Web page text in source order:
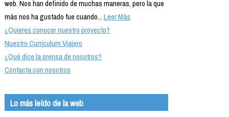
web. Nos han definido de muchas maneras, pero la que
más nos ha gustado fue cuando...Leer Más
¿Quieres conocer nuestro proyecto?
Nuestro Currículum Viajero
¿Qué dice la prensa de nosotros?
Contacta con nosotros
Lo más leído de la web